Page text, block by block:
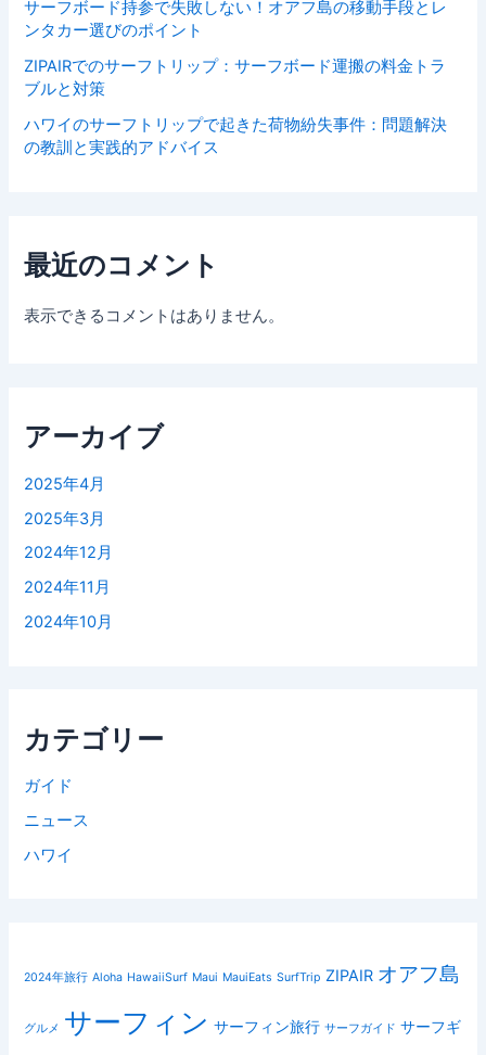
サーフボード持参で失敗しない！オアフ島の移動手段とレ
ンタカー選びのポイント
ZIPAIRでのサーフトリップ：サーフボード運搬の料金トラ
ブルと対策
ハワイのサーフトリップで起きた荷物紛失事件：問題解決
の教訓と実践的アドバイス
最近のコメント
表示できるコメントはありません。
アーカイブ
2025年4月
2025年3月
2024年12月
2024年11月
2024年10月
カテゴリー
ガイド
ニュース
ハワイ
2024年旅行 Aloha HawaiiSurf Maui MauiEats SurfTrip ZIPAIR オアフ島
グルメ サーフィン サーフィン旅行 サーフガイド サーフギ